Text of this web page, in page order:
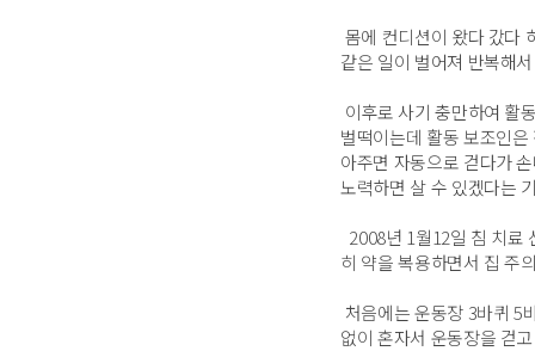
몸에 컨디션이 왔다 갔다
같은 일이 벌어져 반복해
이후로 사기 충만하여 활
벌떡이는데 활동 보조인
아주면 자동으로 걷다가
노력하면 살 수 있겠다는
2008년 1월12일 침 치료
히 약을 복용하면서 집 주
처음에는 운동장 3바퀴 5
없이 혼자서 운동장을 걷